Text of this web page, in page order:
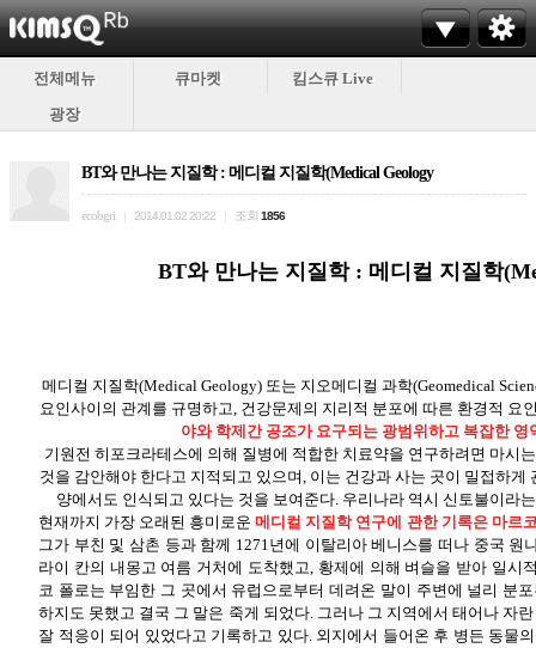
전체메뉴 큐마켓
킴스큐 Live
광장
BT와 만나는 지질학 : 메디컬 지질학(Medical Geology
ecobgri 2014.01.02 20:22 조회 1856
BT와 만나는 지질학 : 메디컬 지질학
메디컬 지질학(Medical Geology) 또는 지오메디컬 과학(Geomedical
요인사이의 관계를 규명하고, 건강문제의 지리적 분포에 따른 환경적 요
야와 학제간 공조가 요구되는 광범위하고 복잡한 영
기원전 히포크라테스에 의해 질병에 적합한 치료약을 연구하려면 마시
것을 감안해야 한다고 지적되고 있으며, 이는 건강과 사는 곳이 밀접하게
양에서도 인식되고 있다는 것을 보여준다. 우리나라 역시 신토불이라
현재까지 가장 오래된 흥미로운메디컬 지질학 연구에 관한 기록은 마르
그가 부친 및 삼촌 등과 함께 1271년에 이탈리아 베니스를 떠나 중국 원
라이 칸의 내몽고 여름 거처에 도착했고, 황제에 의해 벼슬을 받아 일시
코 폴로는 부임한 그 곳에서 유럽으로부터 데려온 말이 주변에 널리 분
하지도 못했고 결국 그 말은 죽게 되었다. 그러나 그 지역에서 태어나 자
잘 적응이 되어 있었다고 기록하고 있다. 외지에서 들어온 후 병든 동물